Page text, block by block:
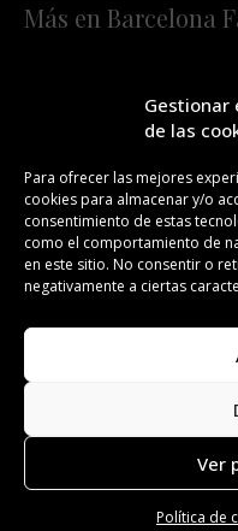
Gestionar
de las
Para ofrecer las mejores
cookies para almacenar y/o
consentimiento de estas
como el comportamiento de
en este sitio. No consentir o
negativamente a ciertas
Ver
Política de
Más en Barcelona
¡SUSCRÍBETE A
CONTACTO
ISSN 2385-4839
Todos los derechos
Barcelona Fashion
Política de